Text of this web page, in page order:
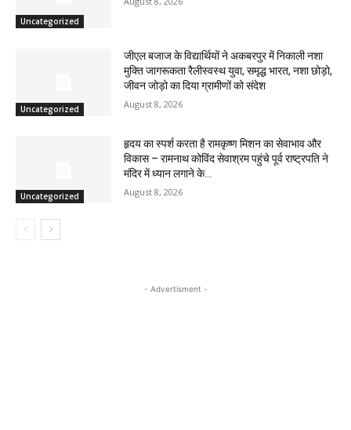
Uncategorized
Uncategorized
जीएल बजाज के विद्यार्थियों ने अकबरपुर में निकाली नशा
मुक्ति जागरूकता रैलीस्वस्थ युवा, समृद्ध भारत, नशा छोड़ो,
जीवन जोड़ो का दिया ग्रामीणों को संदेश
August 8, 2026
Uncategorized
हृदय का स्पर्श करता है रामकृष्ण मिशन का सेवाभाव और
विकास – रामनाथ कोविंद सेवाश्रम पहुंचे पूर्व राष्ट्रपति ने
मंदिर में ध्यान लगाने के...
August 8, 2026
- Advertisment -